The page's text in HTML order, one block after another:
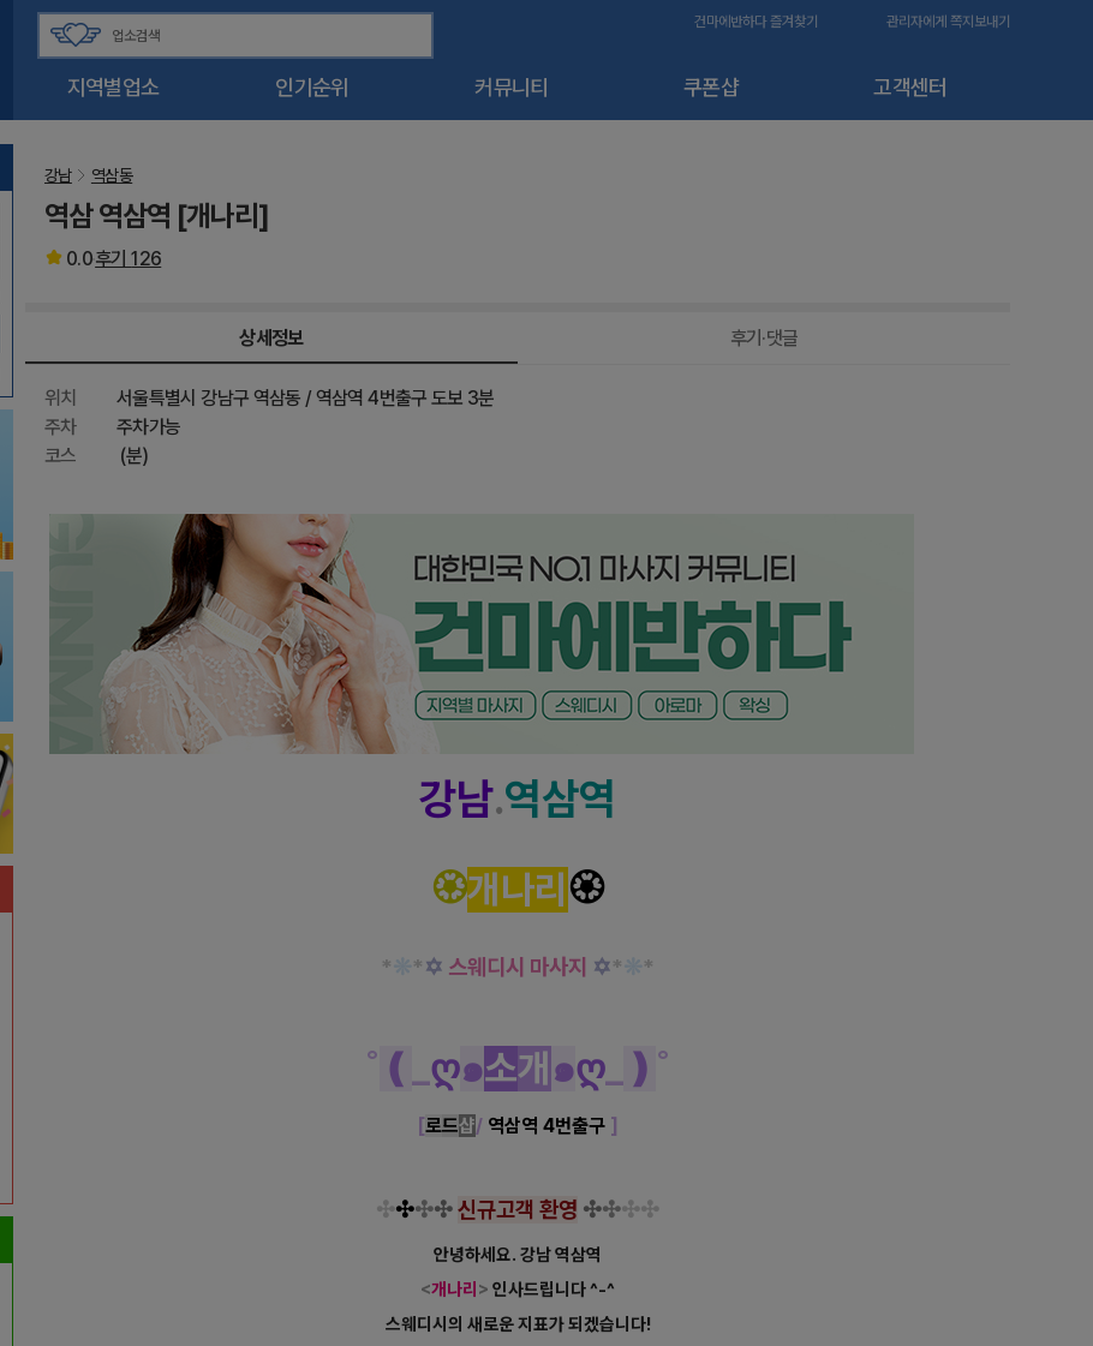
지역별업소 인기순위 커뮤니티 쿠폰샵 고객센터
건마에반하다 즐겨찾기 관리자에게 쪽지보내기
강남 역삼동
역삼 역삼역 [개나리]
0.0후기126
상세정보 후기·댓글
위치
서울특별시 강남구 역삼동 / 역삼역 4번출구 도보 3분
주차
주차가능
코스
(분)
강남.역삼역
🏵️개나리 🏵️
* *✡ 스웨디시 마사지 ✡* *
˚ ❪ ღ๑소개 ๑ღ ❫ ˚
[로드샵/ 역삼역 4번출구 ]
✣✣✣✣신규고객 환영 ✣✣✣✣
안녕하세요. 강남 역삼역
<개나리 > 인사드립니다 ^-^
스웨디시의 새로운 지표가 되겠습니다!